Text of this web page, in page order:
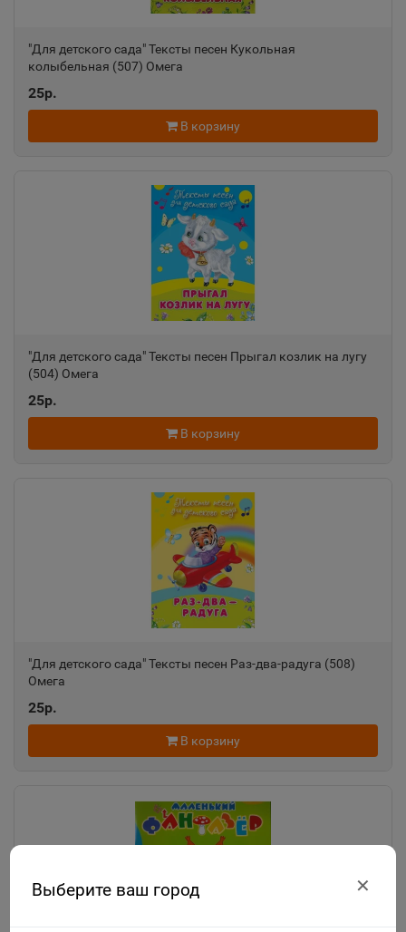
Выберите ваш город ✕
"Для детского сада" Тексты песен Кукольная
колыбельная (507) Омега
25р.
В корзину
"Для детского сада" Тексты песен Прыгал козлик на лугу
(504) Омега
25р.
В корзину
"Для детского сада" Тексты песен Раз-два-радуга (508)
Омега
25р.
В корзину